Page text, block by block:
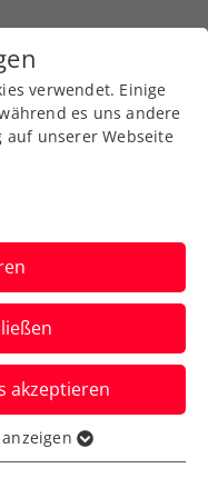
3. ATP-
sich im
verwendet. Einige
es uns andere
unserer Webseite
akzeptieren